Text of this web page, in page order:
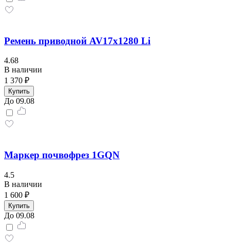
Ремень приводной AV17x1280 Li
4.68
В наличии
1 370 ₽
Купить
До 09.08
Маркер почвофрез 1GQN
4.5
В наличии
1 600 ₽
Купить
До 09.08